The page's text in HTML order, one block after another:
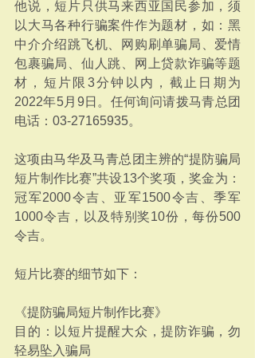
他说，短片只供马来西亚国民参加，须
以大马各种行骗案件作为题材，如：黑
中介介绍跳飞机、网购刷单骗局、爱情
包裹骗局、仙人跳、网上贷款诈骗等题
材，短片限3分钟以内，截止日期为
2022年5月9日。任何询问请拨马青总团
电话：03-27165935。
这项由马华及马青总团主辨的“提防骗局
短片制作比赛”共设13个奖项，奖金为：
冠军2000令吉、亚军1500令吉、季军
1000令吉，以及特别奖10份，每份500
令吉。
短片比赛的细节如下：
《提防骗局短片制作比赛》
目的：以短片提醒大众，提防诈骗，勿
轻易坠入骗局